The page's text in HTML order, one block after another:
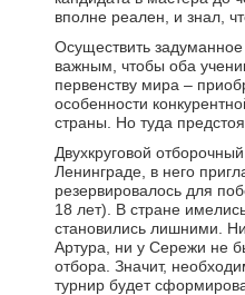
вполне реален, и знал,
Осуществить
важным, чтобы оба
первенству мира –
особенности
страны. Но туда
Двухкруговой
Ленинграде, в него
резервировалось для
18 лет). В стране
становились лишними.
Артура, ни у Сережи не
отбора. Значит,
турнир будет